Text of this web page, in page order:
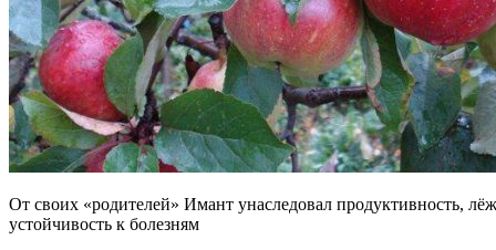
От своих «родителей» Имант унаследовал продуктивность,
устойчивость к болезням